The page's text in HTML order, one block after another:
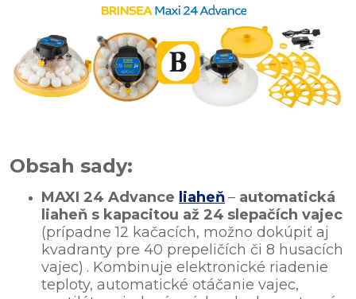
Obsah sady:
MAXI 24 Advance liaheň– automatická
liaheň s kapacitou až 24 slepačích vajec
(prípadne 12 kačacích, možno dokúpiť aj
kvadranty pre 40 prepeličích či 8 husacích
vajec) . Kombinuje elektronické riadenie
teploty, automatické otáčanie vajec,